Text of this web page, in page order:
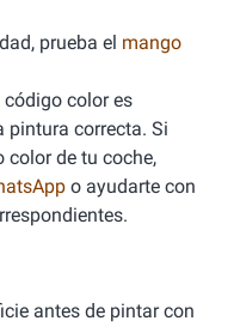
prueba el mango
color es
pintura correcta. Si
color de tu coche,
o ayudarte con
antes de pintar con